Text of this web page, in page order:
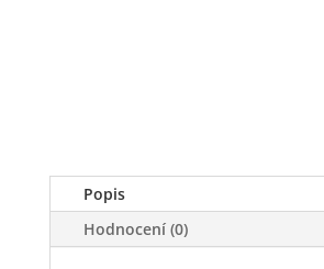
Popis
Hodnocení (0)